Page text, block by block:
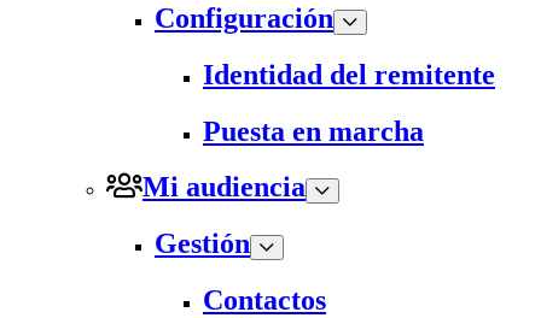
Configuración
Identidad del remitente
Puesta en marcha
Mi audiencia
Gestión
Contactos